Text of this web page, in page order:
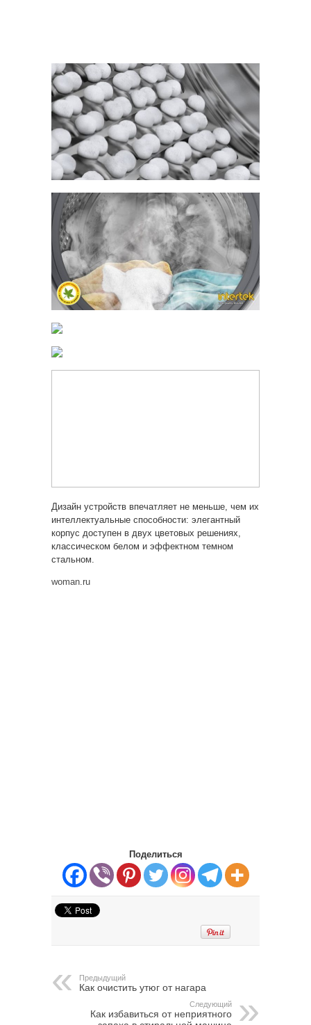
Дизайн устройств впечатляет не меньше, чем их
интеллектуальные способности: элегантный
корпус доступен в двух цветовых решениях,
классическом белом и эффектном темном
стальном.
woman.ru
Поделиться
Предыдущий
Как очистить утюг от нагара
Следующий
Как избавиться от неприятного